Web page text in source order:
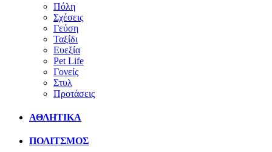
Πόλη
Σχέσεις
Γεύση
Ταξίδι
Ευεξία
Pet Life
Γονείς
Στυλ
Προτάσεις
ΑΘΛΗΤΙΚΑ
ΠΟΛΙΤΣΜΟΣ